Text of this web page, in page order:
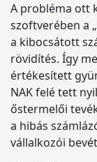
A probléma ott
szoftverében a
a kibocsátott
rövidítés. Így
értékesített
NAK felé tett
őstermelői
a hibás
vállalkozói